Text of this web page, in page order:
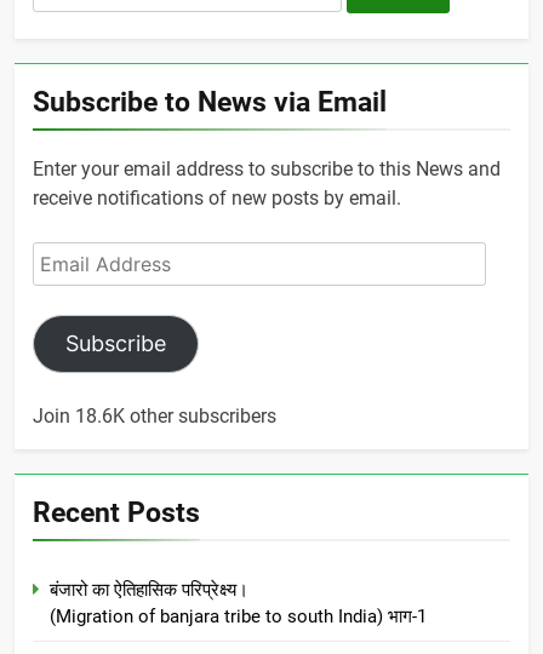
for:
Subscribe to News via Email
Enter your email address to subscribe to this News and
receive notifications of new posts by email.
Email
Address
Subscribe
Join 18.6K other subscribers
Recent Posts
बंजारो का ऐतिहासिक परिप्रेक्ष्य।
(Migration of banjara tribe to south India) भाग-1